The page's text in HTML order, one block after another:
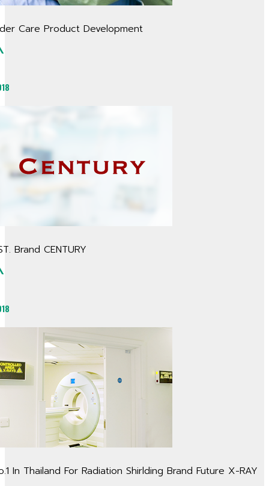
Care Product Development
Brand CENTURY
In Thailand For Radiation Shirlding Brand Future X-RAY